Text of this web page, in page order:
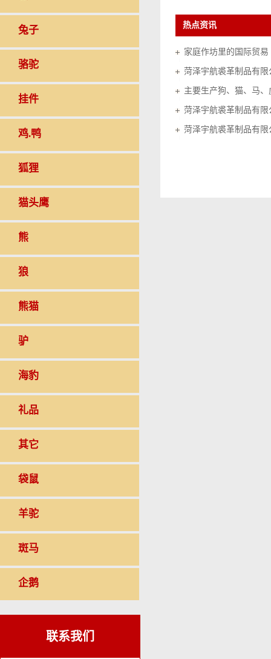
兔子
骆驼
挂件
鸡.鸭
狐狸
猫头鹰
熊
狼
熊猫
驴
海豹
礼品
其它
袋鼠
羊驼
斑马
企鹅
联系我们
热点资讯
家庭作坊里的国际贸易
菏泽宇航裘革制品有
菏泽宇航裘革制品有限
菏泽宇航裘革制品有限